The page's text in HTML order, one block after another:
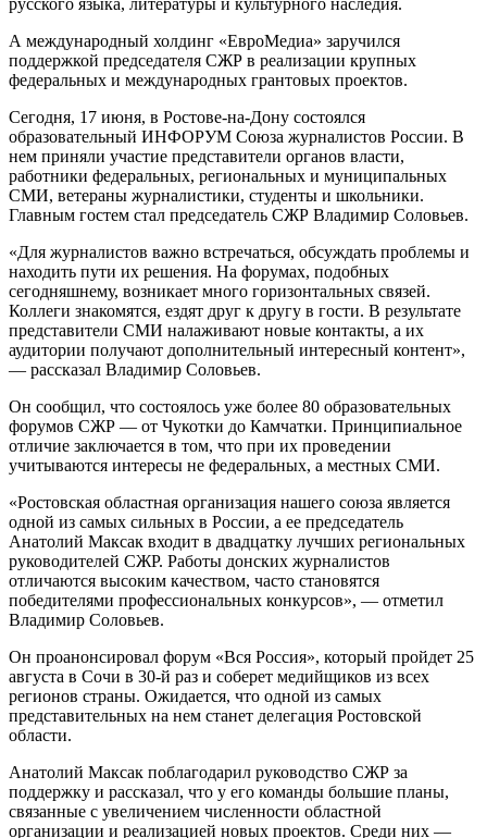
русского языка, литературы и культурного наследия.
А международный холдинг «ЕвроМедиа» заручился
поддержкой председателя СЖР в реализации крупных
федеральных и международных грантовых проектов.
Сегодня, 17 июня, в Ростове-на-Дону состоялся
образовательный ИНФОРУМ Союза журналистов России. В
нем приняли участие представители органов власти,
работники федеральных, региональных и муниципальных
СМИ, ветераны журналистики, студенты и школьники.
Главным гостем стал председатель СЖР Владимир Соловьев.
«Для журналистов важно встречаться, обсуждать проблемы и
находить пути их решения. На форумах, подобных
сегодняшнему, возникает много горизонтальных связей.
Коллеги знакомятся, ездят друг к другу в гости. В результате
представители СМИ налаживают новые контакты, а их
аудитории получают дополнительный интересный контент»,
— рассказал Владимир Соловьев.
Он сообщил, что состоялось уже более 80 образовательных
форумов СЖР — от Чукотки до Камчатки. Принципиальное
отличие заключается в том, что при их проведении
учитываются интересы не федеральных, а местных СМИ.
«Ростовская областная организация нашего союза является
одной из самых сильных в России, а ее председатель
Анатолий Максак входит в двадцатку лучших региональных
руководителей СЖР. Работы донских журналистов
отличаются высоким качеством, часто становятся
победителями профессиональных конкурсов», — отметил
Владимир Соловьев.
Он проанонсировал форум «Вся Россия», который пройдет 25
августа в Сочи в 30-й раз и соберет медийщиков из всех
регионов страны. Ожидается, что одной из самых
представительных на нем станет делегация Ростовской
области.
Анатолий Максак поблагодарил руководство СЖР за
поддержку и рассказал, что у его команды большие планы,
связанные с увеличением численности областной
организации и реализацией новых проектов. Среди них —